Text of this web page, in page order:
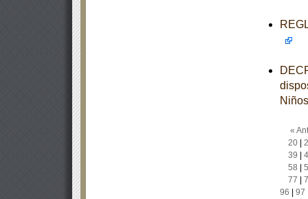
«
20|
39
58
77
96
97